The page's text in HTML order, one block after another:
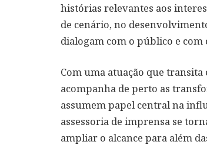
histórias relevantes aos
de cenário, no
dialogam com o público e com
Com uma atuação que
acompanha de perto as
assumem papel central na
assessoria de imprensa se
ampliar o alcance para além